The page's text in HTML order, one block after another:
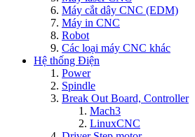
Máy cắt dây CNC (EDM)
Máy in CNC
Robot
Các loại máy CNC khác
Hệ thống Điện
Power
Spindle
Break Out Board, Controller
Mach3
LinuxCNC